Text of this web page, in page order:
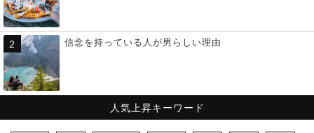
信念を持っている人が男らしい理由
人気上昇キーワード